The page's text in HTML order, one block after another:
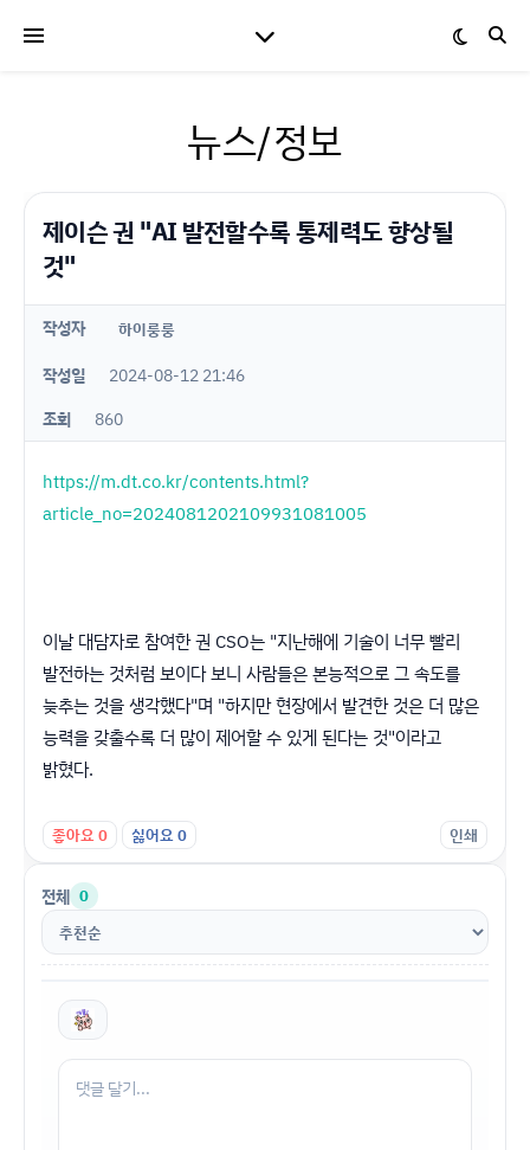
뉴스/정보
제이슨 권 "AI 발전할수록 통제력도 향상될
것"
작성자 하이룽룽
작성일
2024-08-12 21:46
조회
860
https://m.dt.co.kr/contents.html?
article_no=2024081202109931081005
이날 대담자로 참여한 권 CSO는 "지난해에 기술이 너무 빨리
발전하는 것처럼 보이다 보니 사람들은 본능적으로 그 속도를
늦추는 것을 생각했다"며 "하지만 현장에서 발견한 것은 더 많은
능력을 갖출수록 더 많이 제어할 수 있게 된다는 것"이라고
밝혔다.
좋아요0 싫어요0 인쇄
전체 0